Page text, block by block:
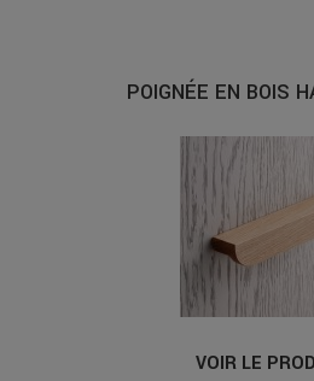
POIGNÉE EN BOIS
VOIR LE